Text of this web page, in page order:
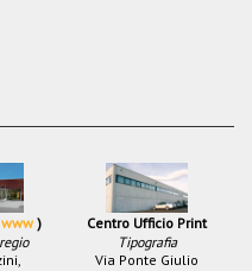
)
Centro Ufficio Print
Tipografia
Via Ponte Giulio